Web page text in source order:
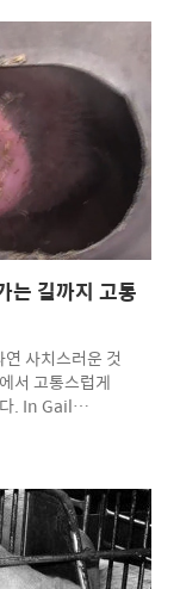
좋은 육질과 서
니다. 입에서 살
진도 마찬가지로
것은 더 많은
는 길까지 고통
사치스러운 것
서 고통스럽게
. In Gail
a
"This
back of a
is minus 50